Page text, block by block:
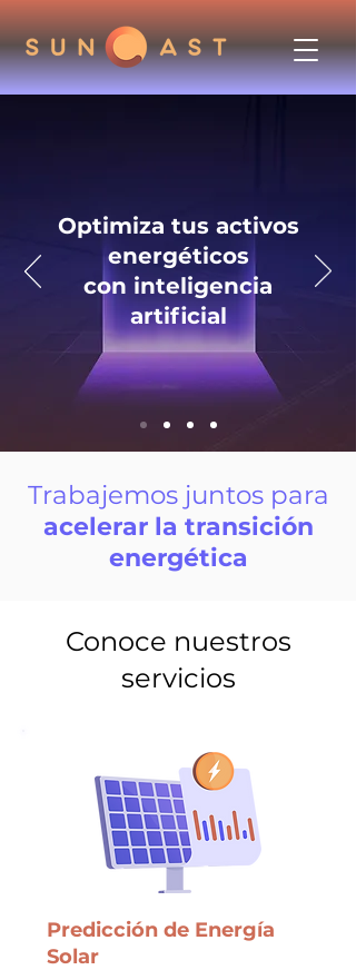
Optimiza tus activos
energéticos
con inteligencia
artificial
Trabajemos juntos para
acelerar la transición
energética
Conoce nuestros
servicios
Predicción de Energía
Solar